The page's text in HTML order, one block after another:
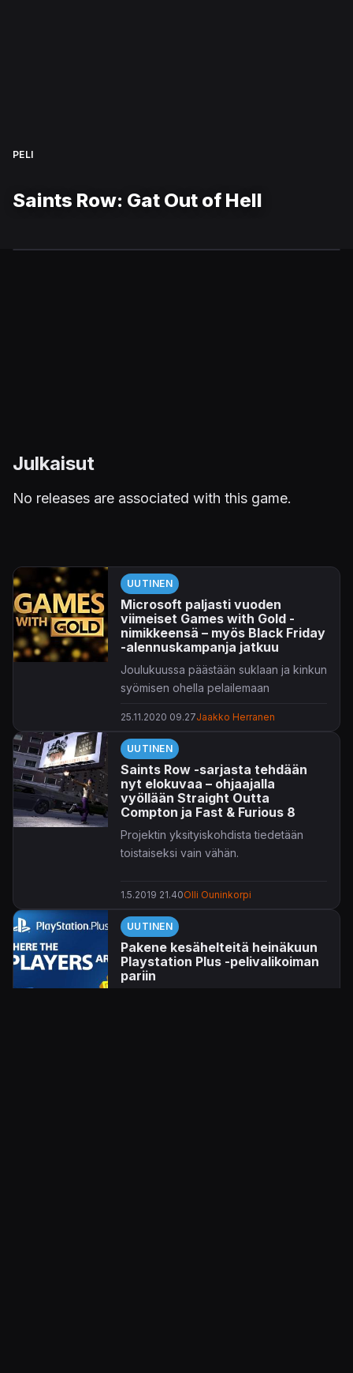
PELI
Saints Row: Gat Out of Hell
Julkaisut
No releases are associated with this game.
UUTINEN
Microsoft paljasti vuoden
viimeiset Games with Gold -
nimikkeensä – myös Black Friday
-alennuskampanja jatkuu
Joulukuussa päästään suklaan ja kinkun
syömisen ohella pelailemaan
Gold -nimikkeitä.
Nelikon näkyvin peli lienee
-rellestysGat Out of Hell. Hieman
rauhallisempaa meininkiä tarjoilevat
Double Finen pulmailu Stacking ja
Agatha Christie -henkinen point and
click -seikkailu
The Raven Remastered
konsolikaksikolla, kiitos masiinoiden
taaksepäin yhteensopivuuden.
25.11.2020 09.27Jaakko Herranen
UUTINEN
Saints Row -sarjasta tehdään
nyt elokuvaa – ohjaajalla
vyöllään Straight Outta
Compton ja Fast & Furious 8
Projektin yksityiskohdista tiedetään
toistaiseksi vain vähän.
1.5.2019 21.40Olli Ouninkorpi
UUTINEN
Pakene kesähelteitä heinäkuun
Playstation Plus -pelivalikoiman
pariin